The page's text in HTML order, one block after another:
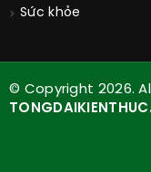
Sức khỏe
© Copyright 2026.